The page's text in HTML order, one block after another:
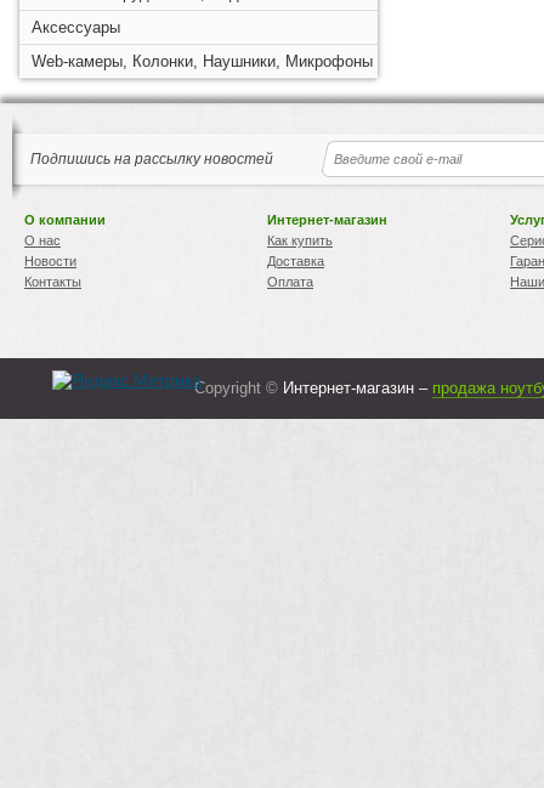
Аксессуары
Web-камеры, Колонки, Наушники, Микрофоны
Подпишись на рассылку новостей
О компании
О нас
Новости
Контакты
Интернет-магазин
Как купить
Доставка
Оплата
Copyright © Интернет-магазин – продажа